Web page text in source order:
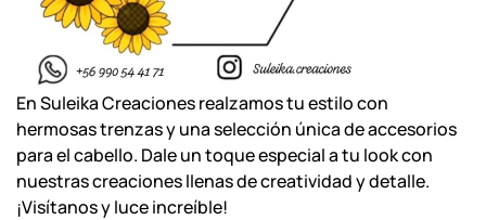
En Suleika Creaciones realzamos tu estilo con
hermosas trenzas y una selección única de accesorios
para el cabello. Dale un toque especial a tu look con
nuestras creaciones llenas de creatividad y detalle.
¡Visítanos y luce increíble!